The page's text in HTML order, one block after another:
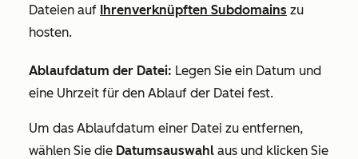
Dateien auf Ihrenverknüpften Subdomains zu
hosten.
Ablaufdatum der Datei: Legen Sie ein Datum und
eine Uhrzeit für den Ablauf der Datei fest.
Um das Ablaufdatum einer Datei zu entfernen,
wählen Sie die Datumsauswahl aus und klicken Sie